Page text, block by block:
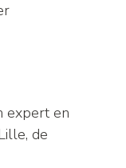
expert en
de